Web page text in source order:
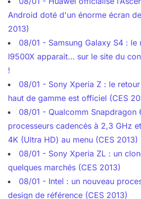
Android doté d'un énorme écran
2013)
08/01 - Samsung Galaxy S4 : le
I9500X apparait… sur le site du
!
08/01 - Sony Xperia Z : le
haut de gamme est officiel (CES
08/01 - Qualcomm
processeurs cadencés à 2,3 GHz
4K (Ultra HD) au menu (CES 2013)
08/01 - Sony Xperia ZL : un
quelques marchés (CES 2013)
08/01 - Intel : un nouveau
design de référence (CES 2013)